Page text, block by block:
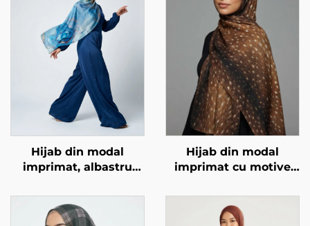
Hijab din modal
imprimat, albastru
Hijab din modal
imprimat cu motive
de căprioară